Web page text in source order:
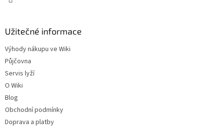
Užitečné informace
Výhody nákupu ve Wiki
Půjčovna
Servis lyží
O Wiki
Blog
Obchodní podmínky
Doprava a platby